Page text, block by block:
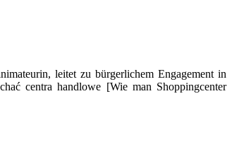
leitet zu bürgerlichem Engagement in
centra handlowe [Wie man Shoppingcenter